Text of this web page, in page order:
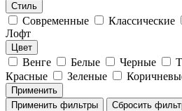
Стиль
Современные Классические
Лофт
Цвет
Венге Белые Черные
Красные
Зеленые
Применить
Применить фильтры
Сбросить